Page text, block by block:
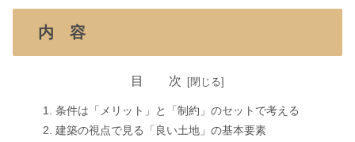
内 容
目 次
条件は「メリット」と「制約」のセットで考える
建築の視点で見る「良い土地」の基本要素